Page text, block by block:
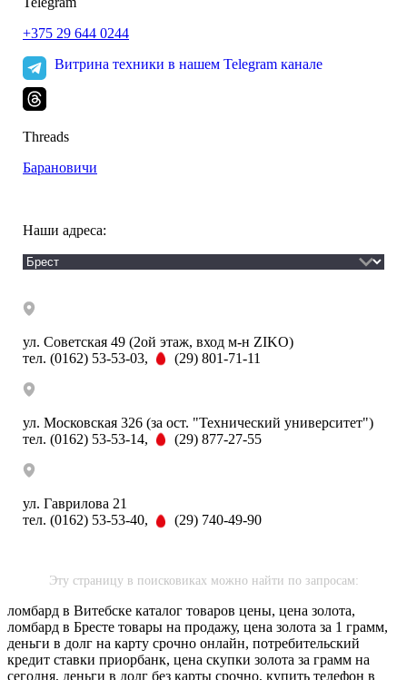
+375 29 644 0244
Витрина техники в нашем Telegram канале
Threads
Барановичи
Наши адреса:
ул. Советская 49 (2ой этаж, вход м-н ZIKO)
тел. (0162) 53-53-03,
(29) 801-71-11
ул. Московская 326 (за ост. "Технический университет")
тел. (0162) 53-53-14,
(29) 877-27-55
ул. Гаврилова 21
тел. (0162) 53-53-40,
(29) 740-49-90
Эту страницу в поисковиках можно найти по запросам:
ломбард в Витебске каталог товаров цены, цена золота,
ломбард в Бресте товары на продажу, цена золота за 1 грамм,
деньги в долг на карту срочно онлайн, потребительский
кредит ставки приорбанк, цена скупки золота за грамм на
сегодня, деньги в долг без карты срочно, купить телефон в